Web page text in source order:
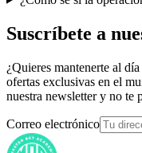
Suscríbete a
¿Quieres mantenerte al
ofertas exclusivas en el
nuestra newsletter y no te
Correo electrónico